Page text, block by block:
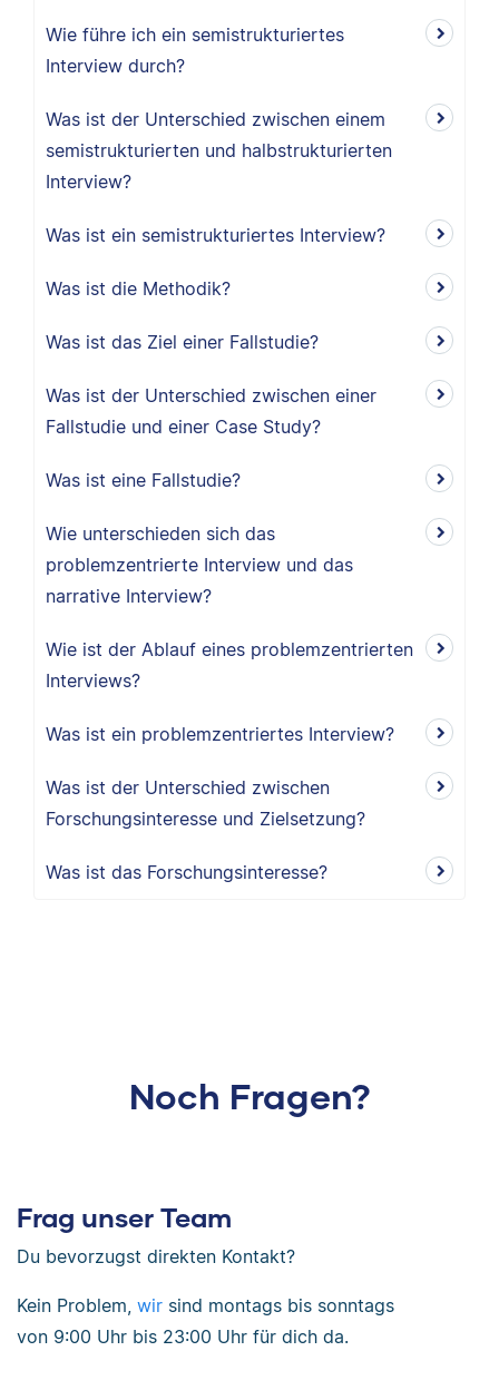
Wie führe ich ein semistrukturiertes
Interview durch?
Was ist der Unterschied zwischen einem
semistrukturierten und halbstrukturierten
Interview?
Was ist ein semistrukturiertes Interview?
Was ist die Methodik?
Was ist das Ziel einer Fallstudie?
Was ist der Unterschied zwischen einer
Fallstudie und einer Case Study?
Was ist eine Fallstudie?
Wie unterschieden sich das
problemzentrierte Interview und das
narrative Interview?
Wie ist der Ablauf eines problemzentrierten
Interviews?
Was ist ein problemzentriertes Interview?
Was ist der Unterschied zwischen
Forschungsinteresse und Zielsetzung?
Was ist das Forschungsinteresse?
Noch Fragen?
Frag unser Team
Du bevorzugst direkten Kontakt?
Kein Problem, wir sind montags bis sonntags
von 9:00 Uhr bis 23:00 Uhr für dich da.